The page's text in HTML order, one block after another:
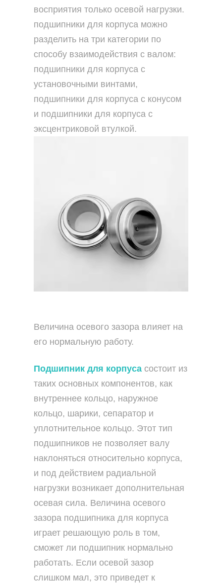
восприятия только осевой нагрузки.
подшипники для корпуса можно
разделить на три категории по
способу взаимодействия с валом:
подшипники для корпуса с
установочными винтами,
подшипники для корпуса с конусом
и подшипники для корпуса с
эксцентриковой втулкой.
Величина осевого зазора влияет на
его нормальную работу.
Подшипник для корпуса состоит из
таких основных компонентов, как
внутреннее кольцо, наружное
кольцо, шарики, сепаратор и
уплотнительное кольцо. Этот тип
подшипников не позволяет валу
наклоняться относительно корпуса,
и под действием радиальной
нагрузки возникает дополнительная
осевая сила. Величина осевого
зазора подшипника для корпуса
играет решающую роль в том,
сможет ли подшипник нормально
работать. Если осевой зазор
слишком мал, это приведет к